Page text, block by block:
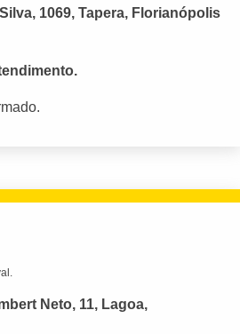
1069, Tapera, Florianópolis
Neto, 11, Lagoa,